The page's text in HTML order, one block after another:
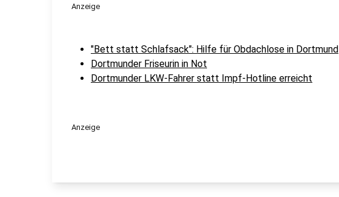
Anzeige
"Bett statt Schlafsack": Hilfe für Obdachlose in Dortmund
Dortmunder Friseurin in Not
Dortmunder LKW-Fahrer statt Impf-Hotline erreicht
Anzeige